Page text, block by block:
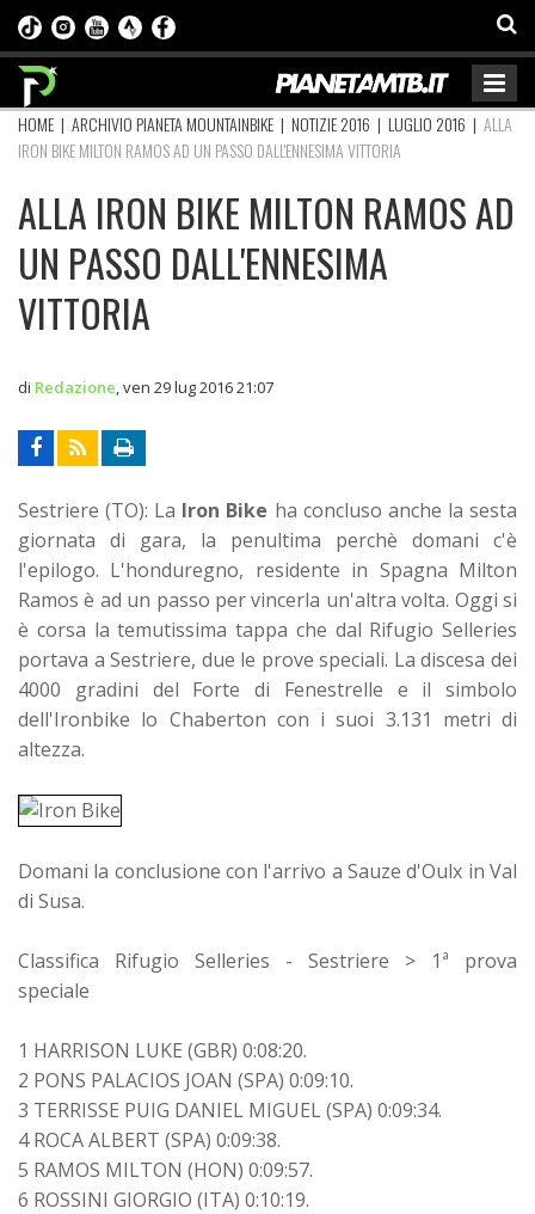
HOME | ARCHIVIO PIANETA MOUNTAINBIKE | NOTIZIE 2016 | LUGLIO 2016 | ALLA
IRON BIKE MILTON RAMOS AD UN PASSO DALL'ENNESIMA VITTORIA
ALLA IRON BIKE MILTON RAMOS AD
UN PASSO DALL'ENNESIMA
VITTORIA
di Redazione ven 29 lug 2016 21:07
Sestriere (TO): La Iron Bike ha concluso anche la sesta
giornata di gara, la penultima perchè domani c'è
l'epilogo. L'honduregno, residente in Spagna Milton
Ramos è ad un passo per vincerla un'altra volta. Oggi si
è corsa la temutissima tappa che dal Rifugio Selleries
portava a Sestriere, due le prove speciali. La discesa dei
4000 gradini del Forte di Fenestrelle e il simbolo
dell'Ironbike lo Chaberton con i suoi 3.131 metri di
altezza.
Domani la conclusione con l'arrivo a Sauze d'Oulx in Val
di Susa.
Classifica Rifugio Selleries - Sestriere > 1ª prova
speciale
1 HARRISON LUKE (GBR) 0:08:20.
2 PONS PALACIOS JOAN (SPA) 0:09:10.
3 TERRISSE PUIG DANIEL MIGUEL (SPA) 0:09:34.
4 ROCA ALBERT (SPA) 0:09:38.
5 RAMOS MILTON (HON) 0:09:57.
6 ROSSINI GIORGIO (ITA) 0:10:19.